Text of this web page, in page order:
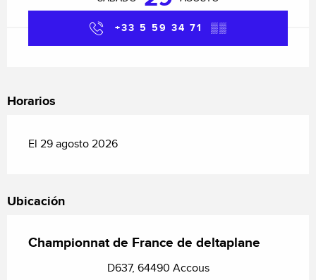
+33 5 59 34 71 ▒▒
Horarios
El 29 agosto 2026
Ubicación
Championnat de France de deltaplane
D637, 64490 Accous